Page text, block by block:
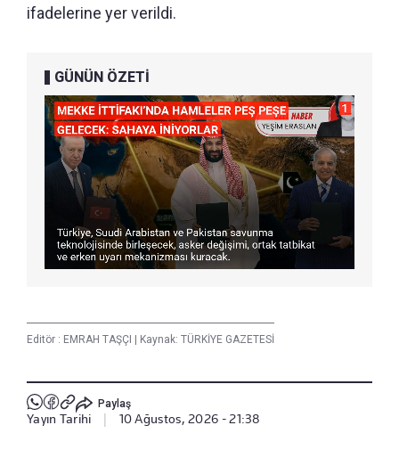
ifadelerine yer verildi.
GÜNÜN ÖZETİ
Editör : EMRAH TAŞÇI Kaynak: TÜRKİYE GAZETESİ
Paylaş
Yayın Tarihi 10 Ağustos, 2026 - 21:38